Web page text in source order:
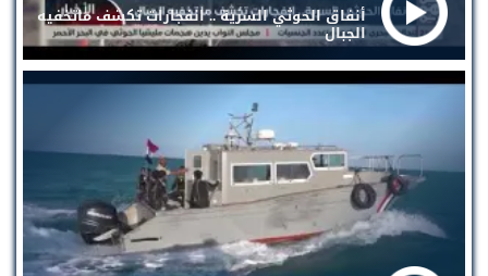
أنفاق الحوثي السرية .. انفجارات تكشف ماتخفيه
الجبال